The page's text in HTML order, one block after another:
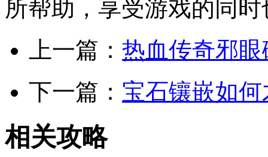
所帮助，享受游戏的同
上一篇： 热血传奇邪
下一篇： 宝石镶嵌如
相关攻略